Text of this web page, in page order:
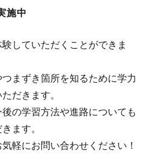
施中
していただくことができま
まずき箇所を知るために学力
だきます。
の学習方法や進路についても
ます。
軽にお問い合わせください！